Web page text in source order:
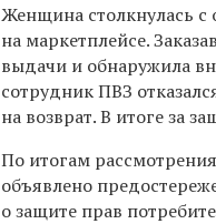
Женщина столкнулась с
на маркетплейсе.
выдачи и обнаружила
сотрудник ПВЗ
на возврат. В итоге за
По итогам
объявлено
о защите прав